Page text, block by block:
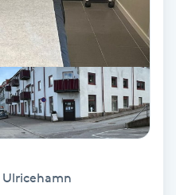
Ulricehamn